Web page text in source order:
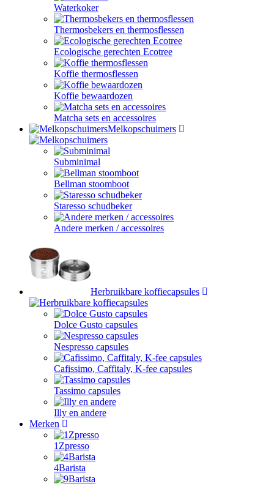
Waterkoker
Thermosbekers en thermosflessen
Ecologische gerechten Ecotree
Koffie thermosflessen
Koffie bewaardozen
Matcha sets en accessoires
Melkopschuimers
Subminimal
Bellman stoomboot
Staresso schudbeker
Andere merken / accessoires
Herbruikbare koffiecapsules
Dolce Gusto capsules
Nespresso capsules
Cafissimo, Caffitaly, K-fee capsules
Tassimo capsules
Illy en andere
Merken
1Zpresso
4Barista